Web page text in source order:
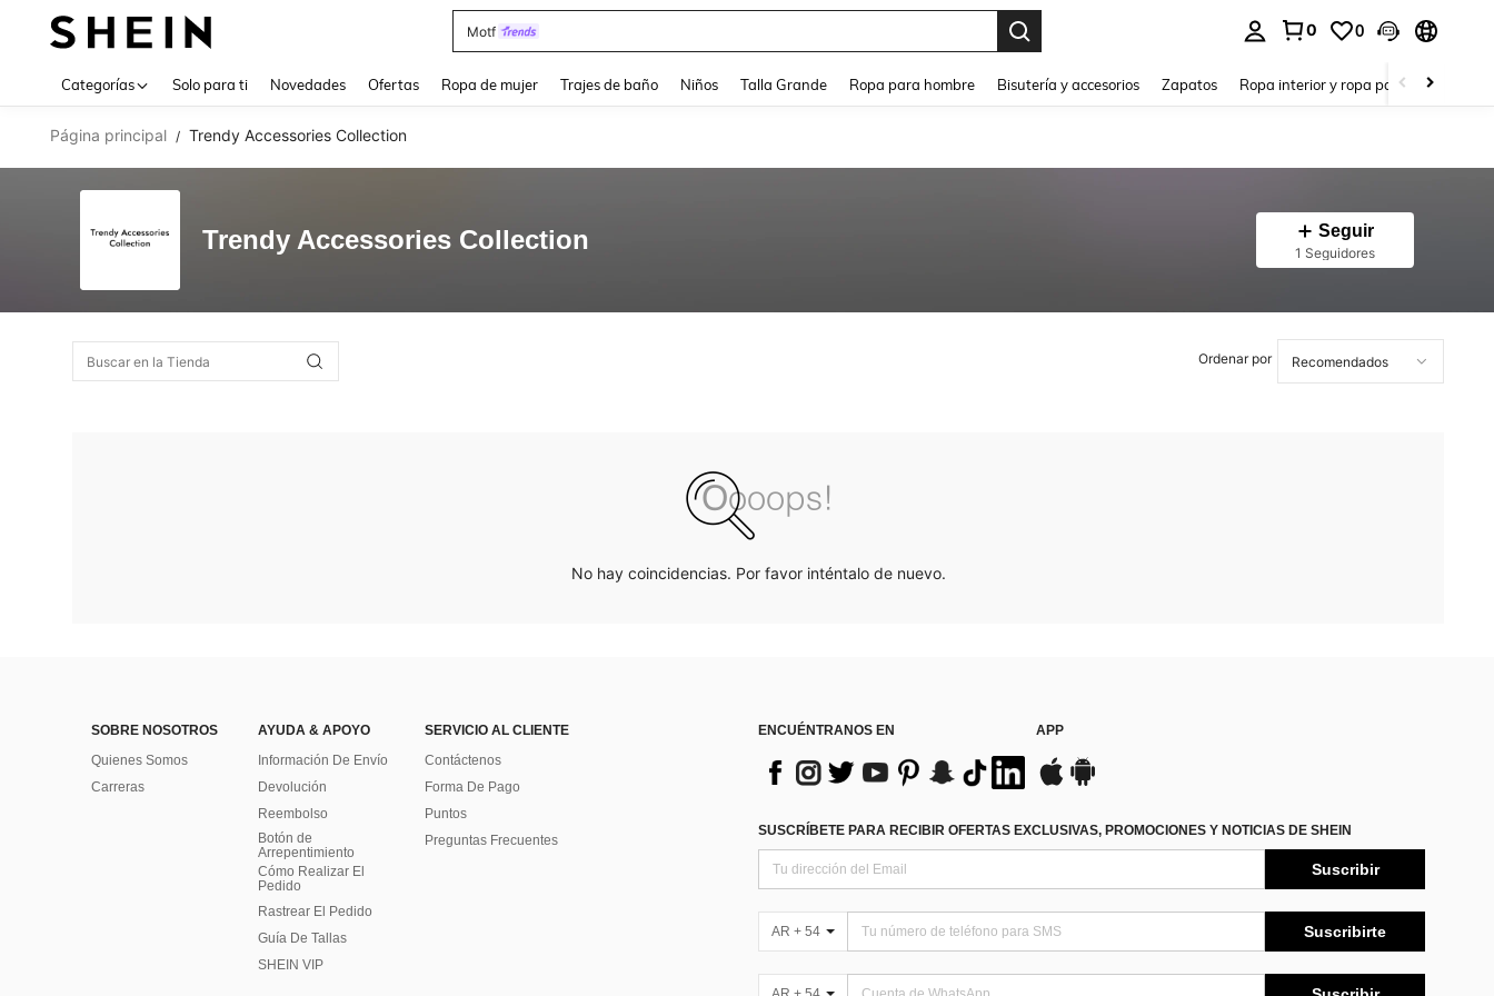
Motf
0 0
Categorías Solo para ti Novedades Ofertas Ropa de mujer Trajes de baño Niños Talla Grande Ropa para hombre Bisutería y accesorios Zapatos Ropa interior y ropa para dormir
Página principal / Trendy Accessories Collection
Trendy Accessories Collection Seguir
1 Seguidores
Ordenar por
No hay coincidencias. Por favor inténtalo de nuevo.
SOBRE NOSOTROS
Quienes Somos
Carreras
AYUDA & APOYO
Información De Envío
Devolución
Reembolso
Botón de
Arrepentimiento
Cómo Realizar El
Pedido
Rastrear El Pedido
Guía De Tallas
SHEIN VIP
SERVICIO AL CLIENTE
Contáctenos
Forma De Pago
Puntos
Preguntas Frecuentes
ENCUÉNTRANOS EN APP
SUSCRÍBETE PARA RECIBIR OFERTAS EXCLUSIVAS, PROMOCIONES Y NOTICIAS DE SHEIN
Suscribir
AR + 54 Suscribirte